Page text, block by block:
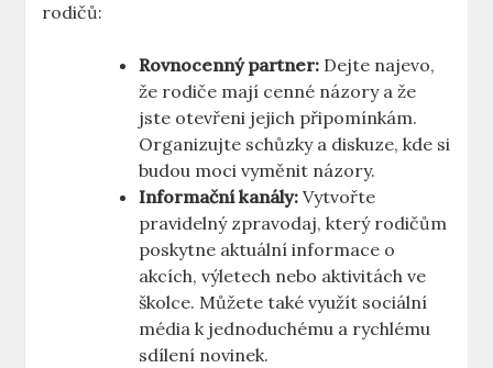
rodičů:
Rovnocenný partner: Dejte najevo,
že rodiče mají cenné názory a že
jste otevřeni jejich připomínkám.
Organizujte schůzky a diskuze, kde si
budou moci vyměnit názory.
Informační kanály: Vytvořte
pravidelný zpravodaj, který rodičům
poskytne aktuální informace o
akcích, výletech nebo aktivitách ve
školce. Můžete také využít sociální
média k jednoduchému a rychlému
sdílení novinek.